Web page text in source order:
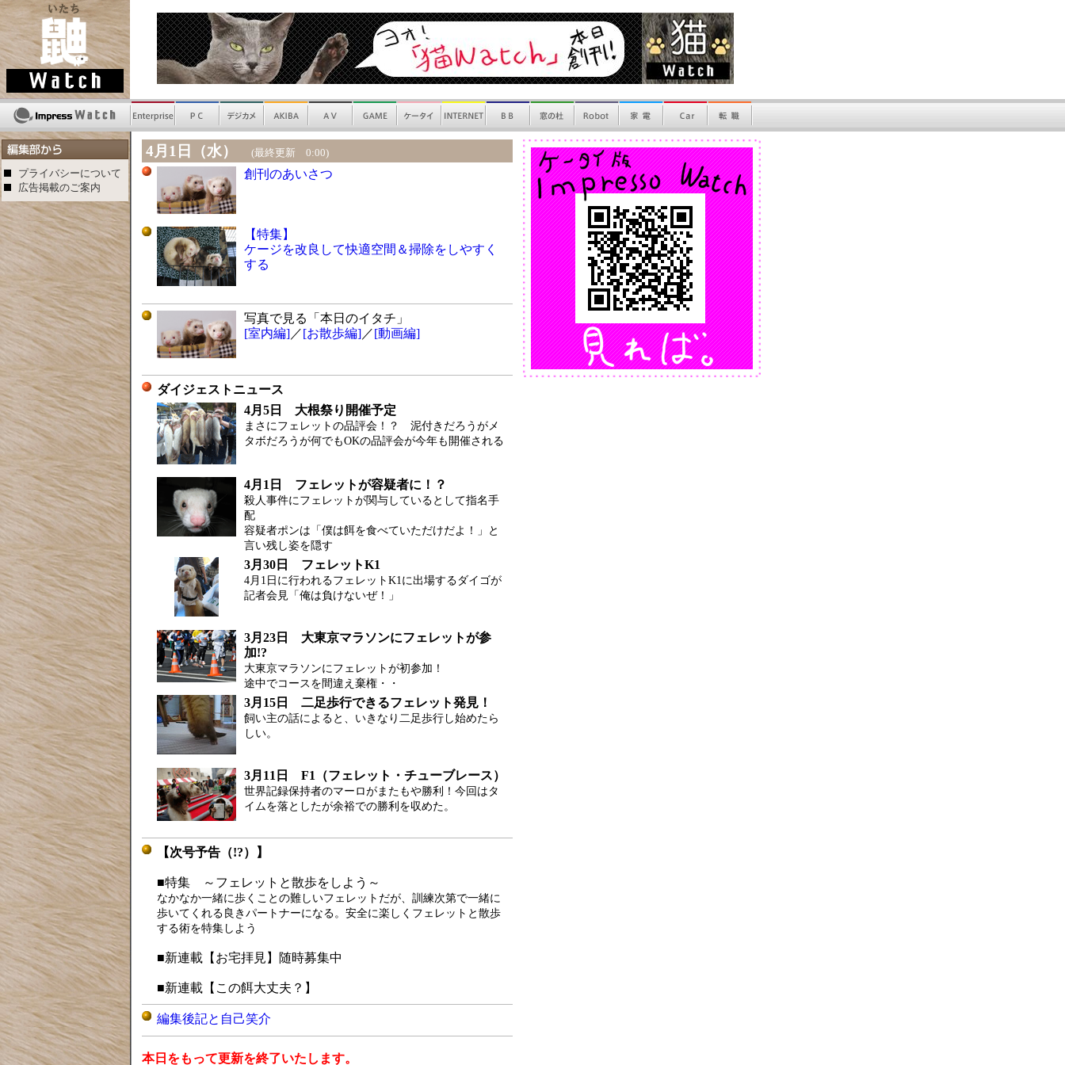
プライバシーについて
広告掲載のご案内
4月1日（水） (最終更新 0:00)
創刊のあいさつ
【特集】
ケージを改良して快適空間＆掃除をしやすく
する
写真で見る「本日のイタチ」
[室内編]／[お散歩編]／[動画編]
ダイジェストニュース
4月5日 大根祭り開催予定
まさにフェレットの品評会！？ 泥付きだろうがメ
タボだろうが何でもOKの品評会が今年も開催される
4月1日 フェレットが容疑者に！？
殺人事件にフェレットが関与しているとして指名手
配
容疑者ポンは「僕は餌を食べていただけだよ！」と
言い残し姿を隠す
3月30日 フェレットK1
4月1日に行われるフェレットK1に出場するダイゴが
記者会見「俺は負けないぜ！」
3月23日 大東京マラソンにフェレットが参
加!?
大東京マラソンにフェレットが初参加！
途中でコースを間違え棄権・・
3月15日 二足歩行できるフェレット発見！
飼い主の話によると、いきなり二足歩行し始めたら
しい。
3月11日 F1（フェレット・チューブレース）
世界記録保持者のマーロがまたもや勝利！今回はタ
イムを落としたが余裕での勝利を収めた。
【次号予告（!?）】
■特集 ～フェレットと散歩をしよう～
なかなか一緒に歩くことの難しいフェレットだが、訓練次第で一緒に
歩いてくれる良きパートナーになる。安全に楽しくフェレットと散歩
する術を特集しよう
■新連載【お宅拝見】随時募集中
■新連載【この餌大丈夫？】
編集後記と自己笑介
本日をもって更新を終了いたします。